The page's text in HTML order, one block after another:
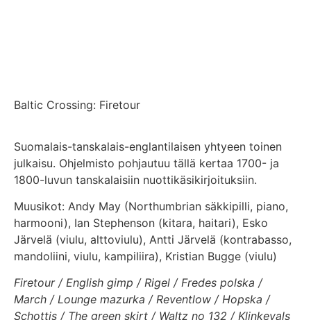
Baltic Crossing: Firetour
Suomalais-tanskalais-englantilaisen yhtyeen toinen
julkaisu. Ohjelmisto pohjautuu tällä kertaa 1700- ja
1800-luvun tanskalaisiin nuottikäsikirjoituksiin.
Muusikot: Andy May (Northumbrian säkkipilli, piano,
harmooni), Ian Stephenson (kitara, haitari), Esko
Järvelä (viulu, alttoviulu), Antti Järvelä (kontrabasso,
mandoliini, viulu, kampiliira), Kristian Bugge (viulu)
Firetour / English gimp / Rigel / Fredes polska /
March / Lounge mazurka / Reventlow / Hopska /
Schottis / The green skirt / Waltz no 132 / Klinkevals